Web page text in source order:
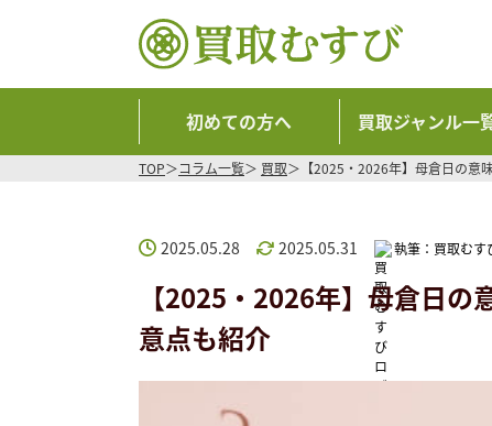
初めての方へ 買取ジャンル一
TOP コラム一覧 買取 【2025・2026年】母倉日の
2025.05.28 2025.05.31 執筆： 買取むす
【2025・2026年】母倉日
意点も紹介